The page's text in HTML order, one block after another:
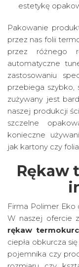
estetykę
Pakowanie
przez nas folii
przez różnego
automatyczne
zastosowaniu
przebiega szybko,
zużywany jest
naszej produkcji
szczelne
konieczne
jak kartony czy
Rękaw
Firma Polimer Eko
W naszej ofercie
rękaw
ciepła obkurcza
pojemnika czy